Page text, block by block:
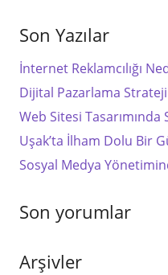
Son Yazılar
İnternet Reklamcılığı
Dijital Pazarlama
Web Sitesi Tasarımında
Uşak’ta İlham Dolu Bir
Sosyal Medya
Son yorumlar
Arşivler